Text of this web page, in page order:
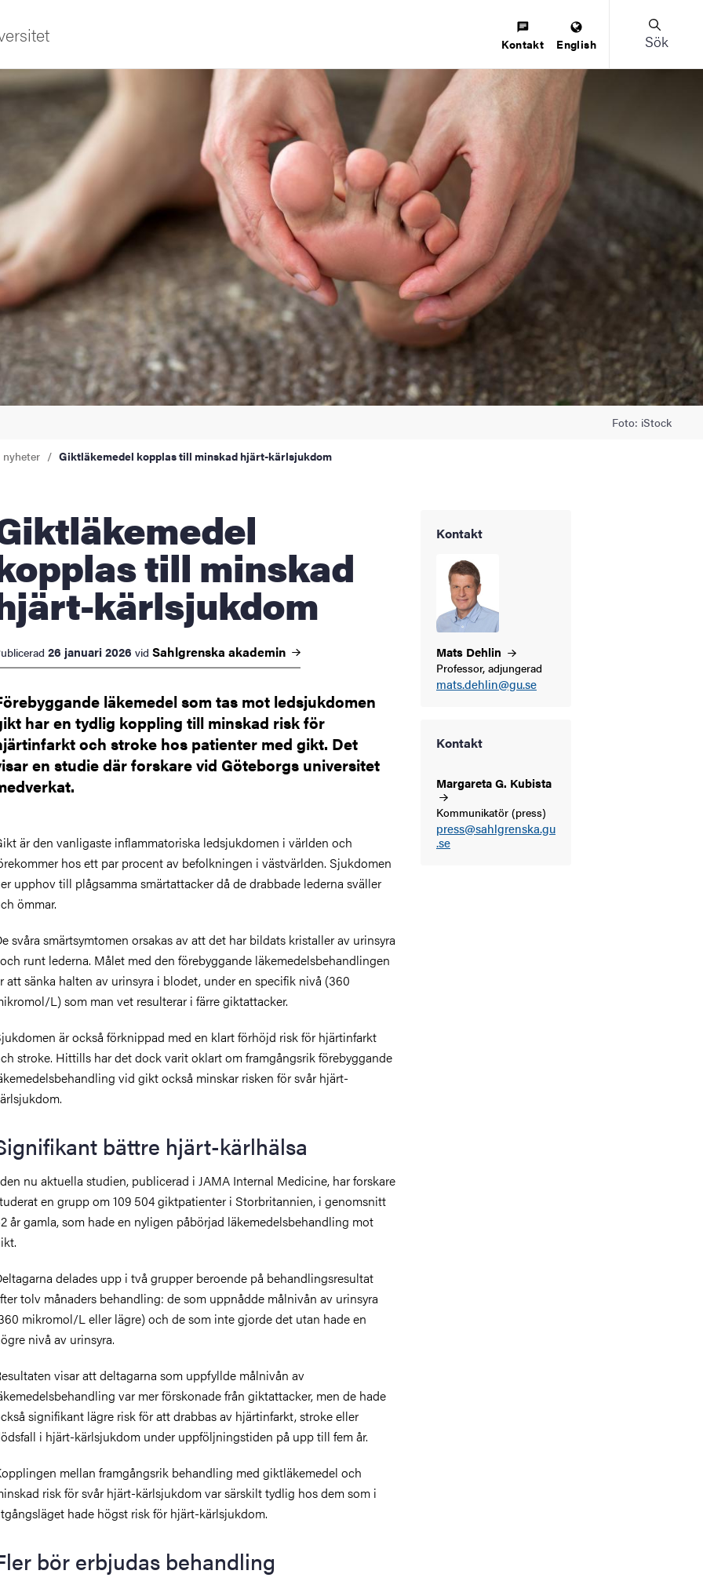
innovation
Kontakt English Sök
Foto: iStock
nyheter Giktläkemedel kopplas till minskad hjärt-kärlsjukdom
till minskad
kärlsjukdom
26 januari 2026 vid Sahlgrenska akademin
läkemedel som tas mot ledsjukdomen
har en tydlig koppling till minskad risk för
och stroke hos patienter med gikt. Det
en studie där forskare vid Göteborgs universitet
Kontakt
Mats Dehlin
Professor, adjungerad
mats.dehlin@gu.se
Kontakt
Margareta G. Kubista
Kommunikatör (press)
press@sahlgrenska.gu
.se
är den vanligaste inflammatoriska ledsjukdomen i världen och
hos ett par procent av befolkningen i västvärlden. Sjukdomen
upphov till plågsamma smärtattacker då de drabbade lederna sväller
ömmar.
svåra smärtsymtomen orsakas av att det har bildats kristaller av urinsyra
runt lederna. Målet med den förebyggande läkemedelsbehandlingen
att sänka halten av urinsyra i blodet, under en specifik nivå (360
L) som man vet resulterar i färre giktattacker.
är också förknippad med en klart förhöjd risk för hjärtinfarkt
stroke. Hittills har det dock varit oklart om framgångsrik förebyggande
vid gikt också minskar risken för svår hjärt-
bättre hjärt-kärlhälsa
nu aktuella studien, publicerad i JAMA Internal Medicine, har forskare
en grupp om 109 504 giktpatienter i Storbritannien, i genomsnitt
år gamla, som hade en nyligen påbörjad läkemedelsbehandling mot
delades upp i två grupper beroende på behandlingsresultat
tolv månaders behandling: de som uppnådde målnivån av urinsyra
mikromol/L eller lägre) och de som inte gjorde det utan hade en
nivå av urinsyra.
visar att deltagarna som uppfyllde målnivån av
var mer förskonade från giktattacker, men de hade
signifikant lägre risk för att drabbas av hjärtinfarkt, stroke eller
i hjärt-kärlsjukdom under uppföljningstiden på upp till fem år.
mellan framgångsrik behandling med giktläkemedel och
risk för svår hjärt-kärlsjukdom var särskilt tydlig hos dem som i
hade högst risk för hjärt-kärlsjukdom.
bör erbjudas behandling